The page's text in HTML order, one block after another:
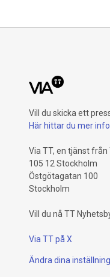
Vill du skicka ett
Här hittar du mer
Via TT, en tjänst
105 12 Stockholm
Östgötagatan 100
Stockholm
Vill du nå TT
Via TT på X
Ändra dina